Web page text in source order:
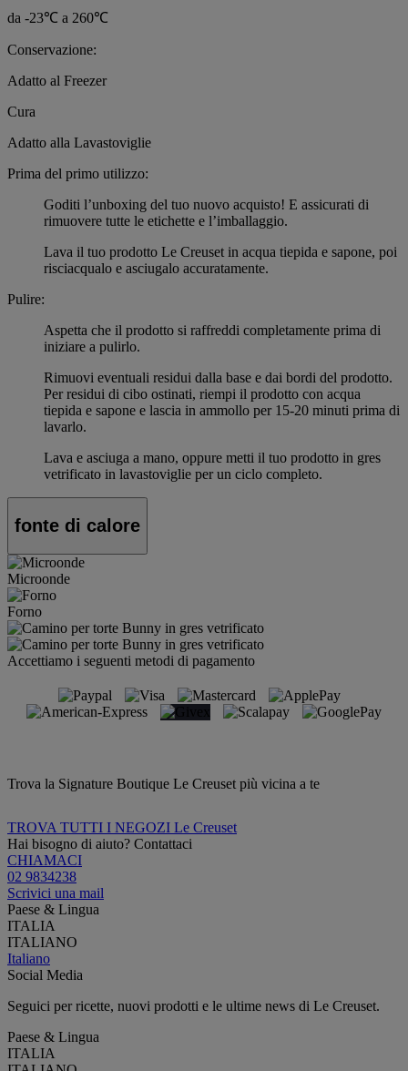
da -23℃ a 260℃
Conservazione:
Adatto al Freezer
Cura
Adatto alla Lavastoviglie
Prima del primo utilizzo:
Goditi l’unboxing del tuo nuovo acquisto! E assicurati di
rimuovere tutte le etichette e l’imballaggio.
Lava il tuo prodotto Le Creuset in acqua tiepida e sapone, poi
risciacqualo e asciugalo accuratamente.
Pulire:
Aspetta che il prodotto si raffreddi completamente prima di
iniziare a pulirlo.
Rimuovi eventuali residui dalla base e dai bordi del prodotto.
Per residui di cibo ostinati, riempi il prodotto con acqua
tiepida e sapone e lascia in ammollo per 15-20 minuti prima di
lavarlo.
Lava e asciuga a mano, oppure metti il tuo prodotto in gres
vetrificato in lavastoviglie per un ciclo completo.
fonte di calore
Microonde
Forno
Accettiamo i seguenti metodi di pagamento
Trova la Signature Boutique Le Creuset più vicina a te
TROVA TUTTI I NEGOZI Le Creuset
Hai bisogno di aiuto? Contattaci
CHIAMACI
02 9834238
Scrivici una mail
Paese & Lingua
ITALIA
ITALIANO
Italiano
Social Media
Seguici per ricette, nuovi prodotti e le ultime news di Le Creuset.
Paese & Lingua
ITALIA